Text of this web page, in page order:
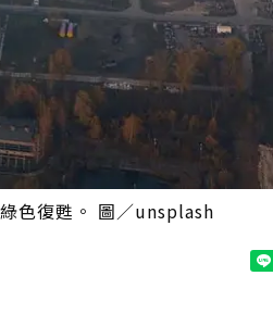
色復甦。 圖／unsplash